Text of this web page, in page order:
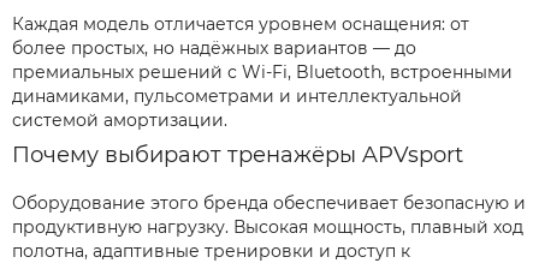
Каждая модель отличается уровнем оснащения: от
более простых, но надёжных вариантов — до
премиальных решений с Wi-Fi, Bluetooth, встроенными
динамиками, пульсометрами и интеллектуальной
системой амортизации.
Почему выбирают тренажёры APVsport
Оборудование этого бренда обеспечивает безопасную и
продуктивную нагрузку. Высокая мощность, плавный ход
полотна, адаптивные тренировки и доступ к